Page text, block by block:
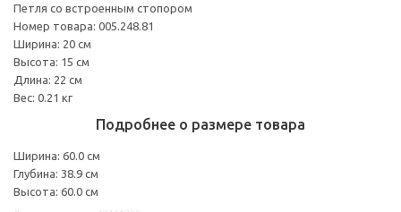
Петля со встроенным стопором
Номер товара: 005.248.81
Ширина: 20 см
Высота: 15 см
Длина: 22 см
Вес: 0.21 кг
Подробнее о размере товара
Ширина: 60.0 см
Глубина: 38.9 см
Высота: 60.0 см